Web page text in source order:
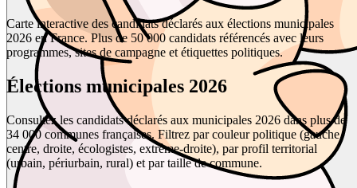
Carte interactive des candidats déclarés aux élections municipales
2026 en France. Plus de 50 000 candidats référencés avec leurs
programmes, sites de campagne et étiquettes politiques.
Élections municipales 2026
Consultez les candidats déclarés aux municipales 2026 dans plus de
34 000 communes françaises. Filtrez par couleur politique (gauche,
centre, droite, écologistes, extrême-droite), par profil territorial
(urbain, périurbain, rural) et par taille de commune.